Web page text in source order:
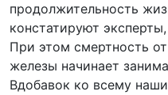
продолжительность
констатируют
При этом смертность
железы начинает
Вдобавок ко всему